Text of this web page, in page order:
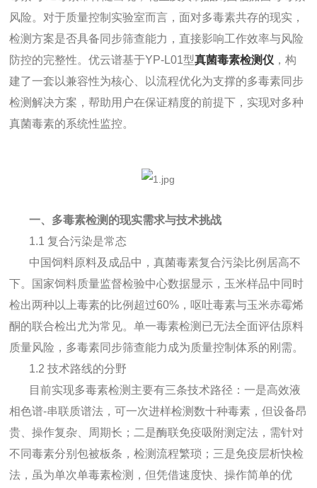
风险。对于质量控制实验室而言，面对多毒素共存的现实，
检测方案是否具备同步筛查能力，直接影响工作效率与风险
防控的完整性。优云谱基于YP-L01型真菌毒素检测仪 ，构
建了一套以兼容性为核心、以流程优化为支撑的多毒素同步
检测解决方案，帮助用户在保证精度的前提下，实现对多种
真菌毒素的系统性监控。
一、多毒素检测的现实需求与技术挑战
1.1 复合污染是常态
中国饲料原料及成品中，真菌毒素复合污染比例居高不
下。国家饲料质量监督检验中心数据显示，玉米样品中同时
检出两种以上毒素的比例超过60%，呕吐毒素与玉米赤霉烯
酮的联合检出尤为常见。单一毒素检测已无法全面评估原料
质量风险，多毒素同步筛查能力成为质量控制体系的刚需。
1.2 技术路线的分野
目前实现多毒素检测主要有三条技术路径：一是高效液
相色谱-串联质谱法，可一次进样检测数十种毒素，但设备昂
贵、操作复杂、周期长；二是酶联免疫吸附测定法，需针对
不同毒素分别包被板条，检测流程繁琐；三是免疫层析快检
法，虽为单次单毒素检测，但凭借速度快、操作简单的优